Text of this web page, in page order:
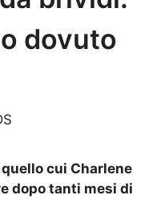
dovuto
cui Charlene
dopo tanti mesi di